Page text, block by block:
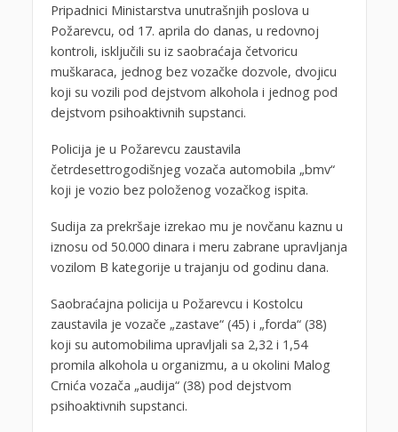
Pripadnici Ministarstva unutrašnjih poslova u
Požarevcu, od 17. aprila do danas, u redovnoj
kontroli, isključili su iz saobraćaja četvoricu
muškaraca, jednog bez vozačke dozvole, dvojicu
koji su vozili pod dejstvom alkohola i jednog pod
dejstvom psihoaktivnih supstanci.
Policija je u Požarevcu zaustavila
četrdesettrogodišnjeg vozača automobila „bmv“
koji je vozio bez položenog vozačkog ispita.
Sudija za prekršaje izrekao mu je novčanu kaznu u
iznosu od 50.000 dinara i meru zabrane upravljanja
vozilom B kategorije u trajanju od godinu dana.
Saobraćajna policija u Požarevcu i Kostolcu
zaustavila je vozače „zastave“ (45) i „forda“ (38)
koji su automobilima upravljali sa 2,32 i 1,54
promila alkohola u organizmu, a u okolini Malog
Crnića vozača „audija“ (38) pod dejstvom
psihoaktivnih supstanci.